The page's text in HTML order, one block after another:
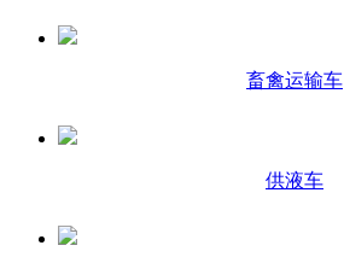
畜禽运输车
供液车